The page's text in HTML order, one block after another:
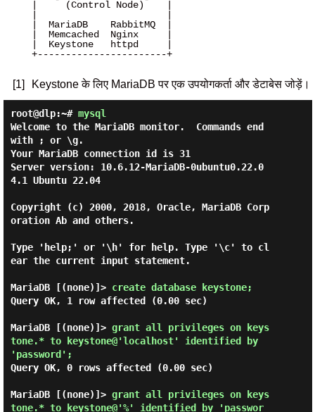
|     (Control Node)    |
|  MariaDB    RabbitMQ  |
|  Memcached  Nginx     |
|  Keystone   httpd     |
+-----------------------+
[1] Keystone के लिए MariaDB पर एक उपयोगकर्ता और डेटाबेस जोड़ें।
root@dlp:~# mysql
Welcome to the MariaDB monitor.  Commands end
with ; or \g.
Your MariaDB connection id is 31
Server version: 10.6.12-MariaDB-0ubuntu0.22.0
4.1 Ubuntu 22.04
Copyright (c) 2000, 2018, Oracle, MariaDB Corp
oration Ab and others.
Type 'help;' or '\h' for help. Type '\c' to cl
ear the current input statement.
MariaDB [(none)]> create database keystone;
Query OK, 1 row affected (0.00 sec)
MariaDB [(none)]> grant all privileges on keys
tone.* to keystone@'localhost' identified by
'password';
Query OK, 0 rows affected (0.00 sec)
MariaDB [(none)]> grant all privileges on keys
tone.* to keystone@'%' identified by 'passwor